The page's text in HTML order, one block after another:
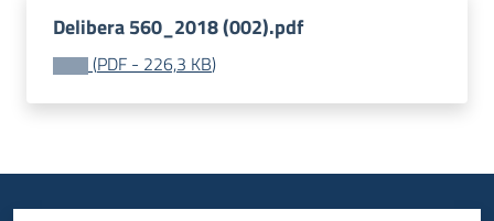
cifre
Delibera 560_2018 (002).pdf
(PDF - 226,3 KB)